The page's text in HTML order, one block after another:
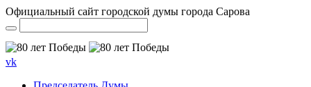
Официальный сайт городской думы города Сарова
vk